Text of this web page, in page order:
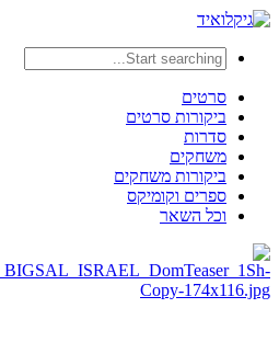
סרטים
ביקורות סרטים
סדרות
משחקים
ביקורות משחקים
ספרים וקומיקס
וכל השאר